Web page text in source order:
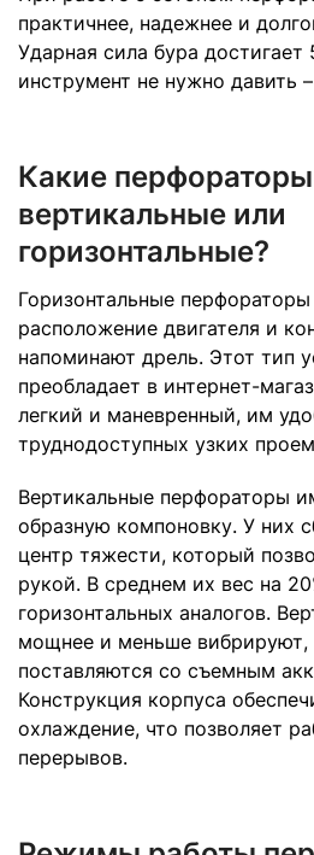
практичнее, надежнее и
Ударная сила бура
инструмент не нужно давить
Какие
вертикальные или
горизонтальные?
Горизонтальные
расположение двигателя и
напоминают дрель. Этот тип
преобладает в интернет-
легкий и маневренный, им
труднодоступных узких
Вертикальные перфораторы
образную компоновку. У них
центр тяжести, который
рукой. В среднем их вес на
горизонтальных аналогов.
мощнее и меньше вибрируют,
поставляются со съемным
Конструкция корпуса
охлаждение, что позволяет
перерывов.